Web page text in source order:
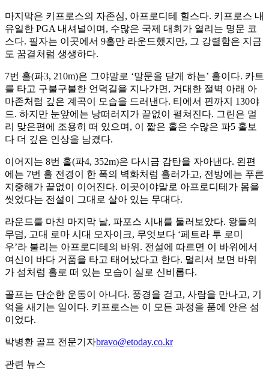
마지막은 키프로스의 자존심, 아프로디테 힐스다. 키프로스 내
유일한 PGA 내셔널이며, 수많은 국제 대회가 열리는 명문 코
스다. 필자는 이곳에서 9홀만 라운드했지만, 그 강렬함은 지금
도 꿈결처럼 생생하다.
7번 홀(파3, 210m)은 그야말로 ‘말문을 닫게 하는’ 홀이다. 카트
를 타고 구불구불한 언덕길을 지나가면, 거대한 절벽 아래 아
마존처럼 깊은 계곡이 모습을 드러낸다. 티에서 핀까지 130야
드. 하지만 눈앞에는 낭떠러지가 끝없이 펼쳐진다. 그린은 멀
리 맞은편에 조용히 떠 있으며, 이 짧은 홀은 수많은 파5 홀보
다 더 깊은 인상을 남겼다.
이어지는 8번 홀(파4, 352m)은 다시금 감탄을 자아낸다. 왼편
에는 7번 홀 전경이 한 폭의 벽화처럼 흘러가고, 전방에는 푸른
지중해가 끝없이 이어진다. 이곳이야말로 아프로디테가 몸을
씻었다는 전설이 그대로 살아 있는 무대다.
라운드를 마친 마지막 날, 파포스 시내를 둘러보았다. 왕들의
무덤, 고대 로마 시대 모자이크, 무엇보다 ‘페트라 투 로미
우’라 불리는 아프로디테의 바위. 전설에 따르면 이 바위에서
여신이 바다 거품을 타고 태어났다고 한다. 멀리서 보면 바위
가 섬처럼 홀로 떠 있는 모습이 실로 신비롭다.
골프는 단순한 운동이 아니다. 풍경을 걷고, 사람을 만나고, 기
억을 새기는 일이다. 키프로스는 이 모든 과정을 품에 안은 섬
이었다.
박병환 골프 전문기자bravo@etoday.co.kr
관련 뉴스